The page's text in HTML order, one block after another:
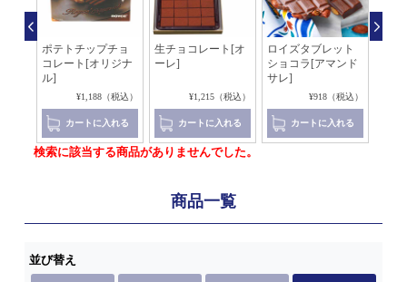
ポテトチップチョ
コレート[オリジナ
ル]
¥1,188（税込）
カートに入れる
生チョコレート[オ
ーレ]
¥1,215（税込）
カートに入れる
ロイズタブレット
ショコラ[アマンド
サレ]
¥918（税込）
カートに入れる
検索に該当する商品がありませんでした。
商品一覧
並び替え